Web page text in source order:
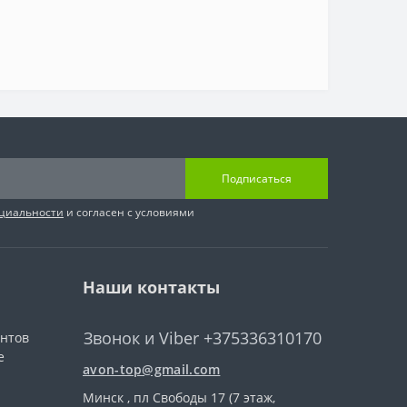
Подписаться
и согласен с условиями
Наши контакты
Звонок и Viber +375336310170
avon-top@gmail.com
Минск , пл Свободы 17 (7 этаж,